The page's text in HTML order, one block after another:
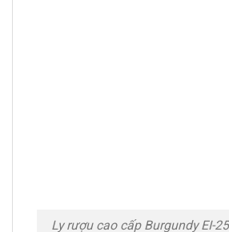
Ly rượu cao cấp Burgundy EI-